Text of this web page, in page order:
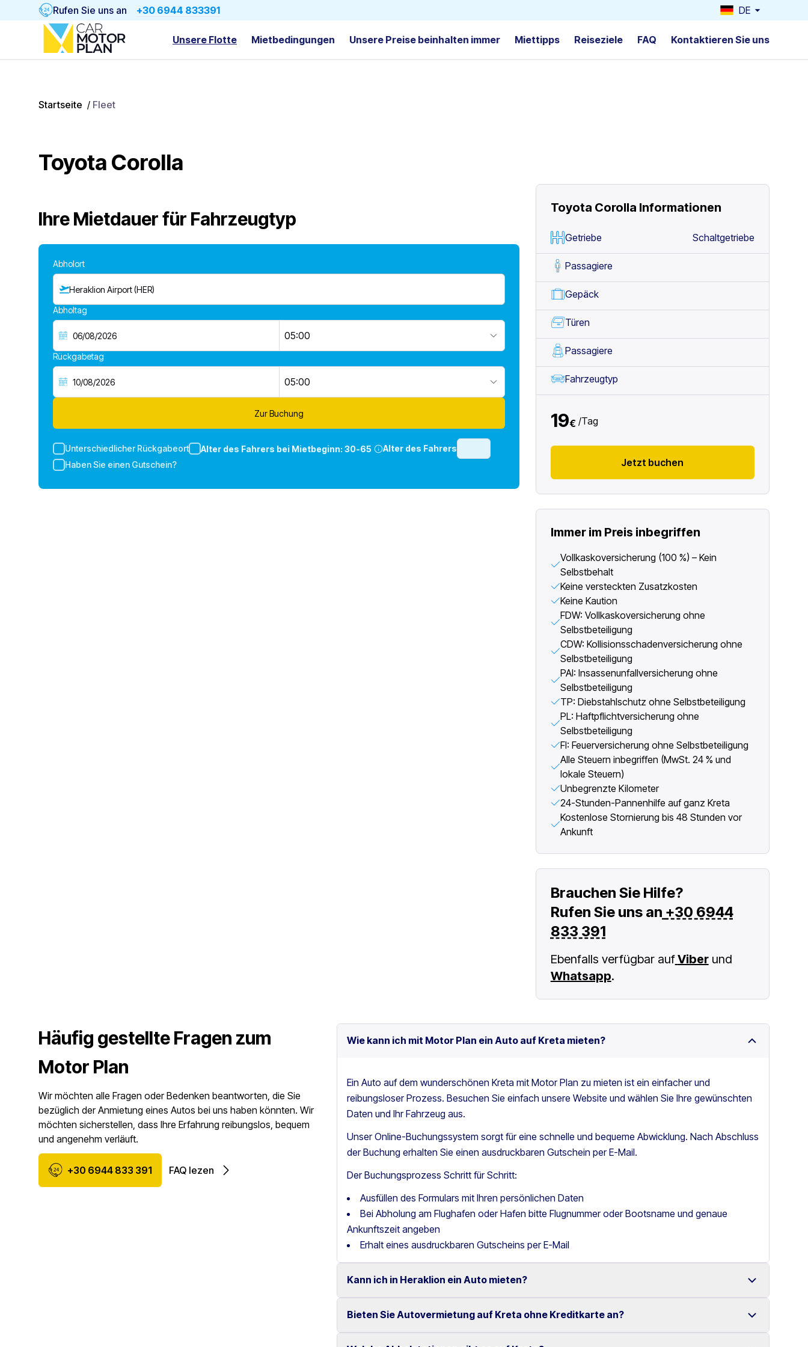
Rufen Sie uns an +30 6944 833391 DE
Unsere Flotte Mietbedingungen Unsere Preise beinhalten immer Miettipps Reiseziele FAQ Kontaktieren Sie uns
Startseite / Fleet
Toyota Corolla
Ihre Mietdauer für Fahrzeugtyp
Abholort
Heraklion Airport (HER)
Abholtag
05:00
Rückgabetag
05:00
Zur Buchung
Unterschiedlicher Rückgabeort Alter des Fahrers bei Mietbeginn: 30-65
Alter des Fahrers
Haben Sie einen Gutschein?
Toyota Corolla Informationen
Getriebe Schaltgetriebe
Passagiere
Gepäck
Türen
Passagiere
Fahrzeugtyp
19€ /Tag
Jetzt buchen
Immer im Preis inbegriffen
Vollkaskoversicherung (100 %) – Kein
Selbstbehalt
Keine versteckten Zusatzkosten
Keine Kaution
FDW: Vollkaskoversicherung ohne
Selbstbeteiligung
CDW: Kollisionsschadenversicherung ohne
Selbstbeteiligung
PAI: Insassenunfallversicherung ohne
Selbstbeteiligung
TP: Diebstahlschutz ohne Selbstbeteiligung
PL: Haftpflichtversicherung ohne
Selbstbeteiligung
FI: Feuerversicherung ohne Selbstbeteiligung
Alle Steuern inbegriffen (MwSt. 24 % und
lokale Steuern)
Unbegrenzte Kilometer
24-Stunden-Pannenhilfe auf ganz Kreta
Kostenlose Stornierung bis 48 Stunden vor
Ankunft
Brauchen Sie Hilfe?
Rufen Sie uns an +30 6944
833 391
Ebenfalls verfügbar aufViber und
Whatsapp.
Häufig gestellte Fragen zum
Motor Plan
Wir möchten alle Fragen oder Bedenken beantworten, die Sie
bezüglich der Anmietung eines Autos bei uns haben könnten. Wir
möchten sicherstellen, dass Ihre Erfahrung reibungslos, bequem
und angenehm verläuft.
+30 6944 833 391 FAQ lezen
Wie kann ich mit Motor Plan ein Auto auf Kreta mieten?
Ein Auto auf dem wunderschönen Kreta mit Motor Plan zu mieten ist ein einfacher und
reibungsloser Prozess. Besuchen Sie einfach unsere Website und wählen Sie Ihre gewünschten
Daten und Ihr Fahrzeug aus.
Unser Online-Buchungssystem sorgt für eine schnelle und bequeme Abwicklung. Nach Abschluss
der Buchung erhalten Sie einen ausdruckbaren Gutschein per E-Mail.
Der Buchungsprozess Schritt für Schritt:
Ausfüllen des Formulars mit Ihren persönlichen Daten
Bei Abholung am Flughafen oder Hafen bitte Flugnummer oder Bootsname und genaue
Ankunftszeit angeben
Erhalt eines ausdruckbaren Gutscheins per E-Mail
Kann ich in Heraklion ein Auto mieten?
Ja, wir bieten Autovermietung in Heraklion mit einer großen Auswahl an zuverlässigen
Bieten Sie Autovermietung auf Kreta ohne Kreditkarte an?